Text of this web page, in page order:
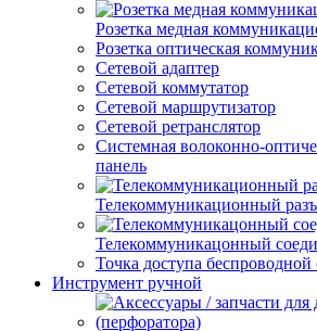
Розетка медная
Розетка оптическая
Сетевой адаптер
Сетевой коммутатор
Сетевой маршрутизатор
Сетевой ретранслятор
Системная волоконно-
панель
Телекоммуникационный
Телекоммуникацонный
Точка доступа беспроводной
Инструмент ручной